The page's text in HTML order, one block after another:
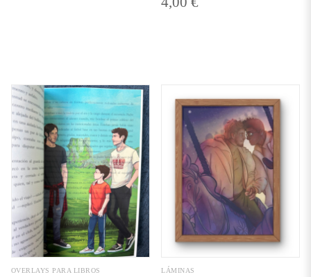
OVERLAYS PARA LIBROS
LÁMINAS